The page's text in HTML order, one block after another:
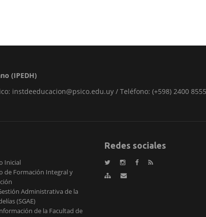
(IPEDH)
instdeeducacion@psico.edu.uy / Teléfono: (+598) 2400
Inicial
de Formación Integral y
Administrativa de la
(SGAE)
de la Facultad de
Redes sociales